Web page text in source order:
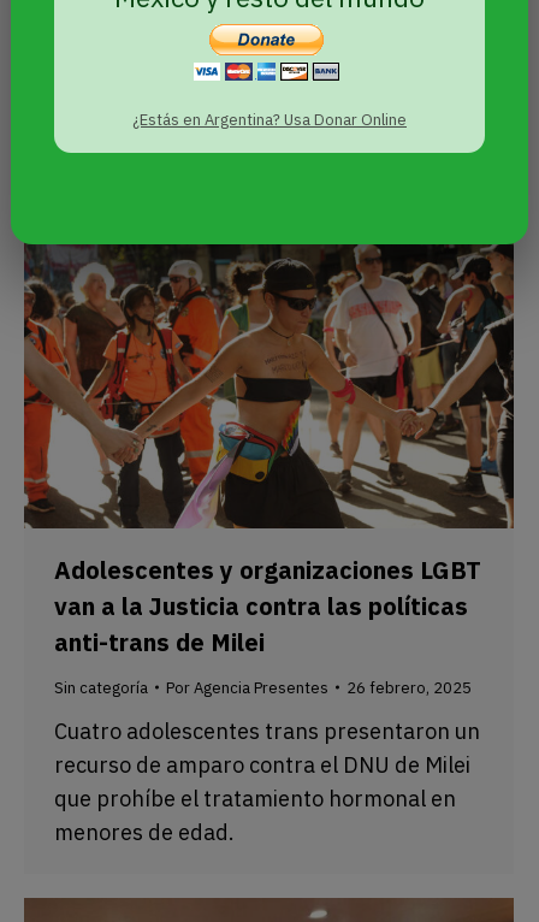
¿Estás en Argentina? Usa Donar Online
Parques Nacionales -parte querellante del
juicio- realizó una presentación judicial
sagrado, el rewe.
Adolescentes y organizaciones LGBT
van a la Justicia contra las políticas
anti-trans de Milei
Sin categoría PorAgencia Presentes 26 febrero, 2025
Cuatro adolescentes trans presentaron un
recurso de amparo contra el DNU de Milei
que prohíbe el tratamiento hormonal en
menores de edad.